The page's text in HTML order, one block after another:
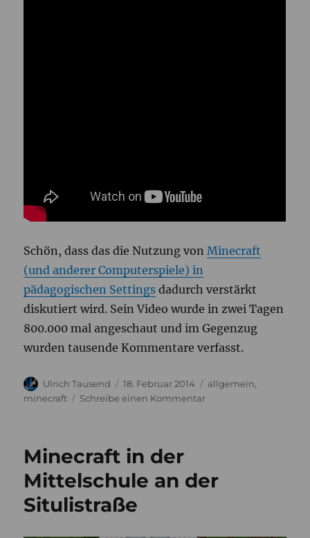
Schön, dass das die Nutzung vonMinecraft
(und anderer Computerspiele) in
pädagogischen Settings dadurch verstärkt
diskutiert wird. Sein Video wurde in zwei Tagen
800.000 mal angeschaut und im Gegenzug
wurden tausende Kommentare verfasst.
Autor
Ulrich Tausend
Veröffentlicht
am
18. Februar 2014 Kategorien
allgemein,
minecraft
Schreibe einen Kommentarzu
Versehen
Minecraft in der
Mittelschule an der
Situlistraße